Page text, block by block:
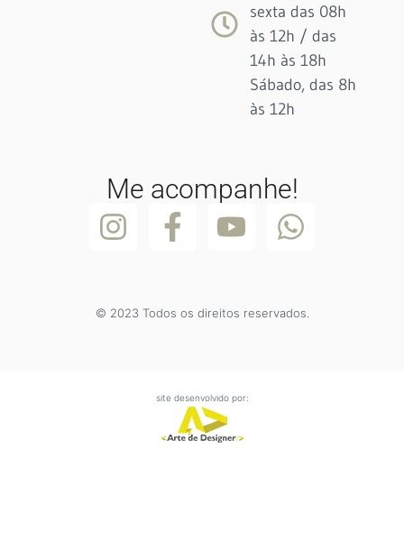
sexta das 08h
às 12h / das
14h às 18h
Sábado, das 8h
às 12h
Me acompanhe!
© 2023 Todos os direitos reservados.
site desenvolvido por: